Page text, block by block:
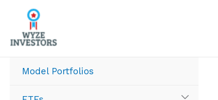
content
Model Portfolios